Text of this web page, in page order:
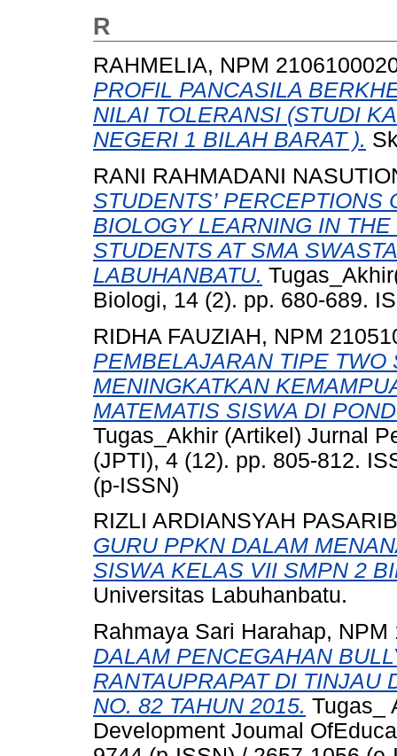
R
RAHMELIA, NPM
PROFIL PANCASILA
NILAI TOLERANSI (STUDI
NEGERI 1 BILAH BARAT ).
RANI RAHMADANI
STUDENTS’ PERCEPTIONS
BIOLOGY LEARNING IN
STUDENTS AT SMA
LABUHANBATU.
Biologi, 14 (2). pp. 680-689.
RIDHA FAUZIAH, NPM
PEMBELAJARAN TIPE TWO
MENINGKATKAN
MATEMATIS SISWA DI
Tugas_Akhir (Artikel) Jurnal
(JPTI), 4 (12). pp. 805-812.
(p-ISSN)
RIZLI ARDIANSYAH
GURU PPKN DALAM
SISWA KELAS VII SMPN 2
Universitas Labuhanbatu.
Rahmaya Sari Harahap, NPM
DALAM PENCEGAHAN
RANTAUPRAPAT DI TINJAU
NO. 82 TAHUN 2015. Tugas_
Development Joumal